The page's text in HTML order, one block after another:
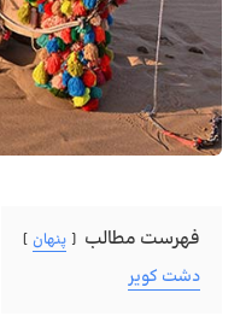
فهرست مطالب پنهان
دشت کویر